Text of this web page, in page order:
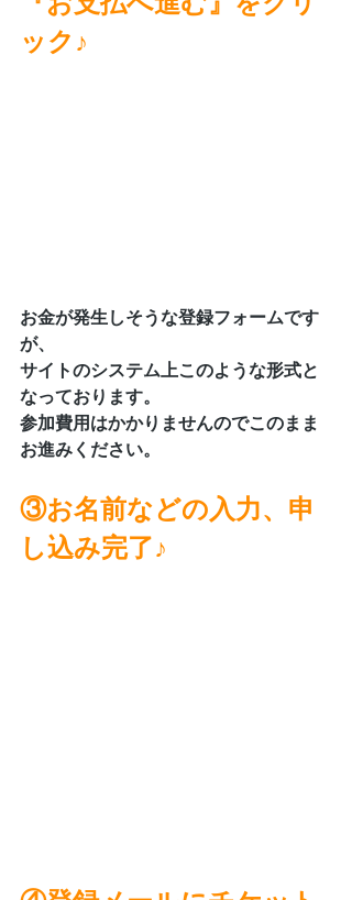
ック♪
お金が発生しそうな登録フォームです
が、
サイトのシステム上このような形式と
なっております。
参加費用はかかりませんのでこのまま
お進みください。
③お名前などの入力、申
し込み完了♪